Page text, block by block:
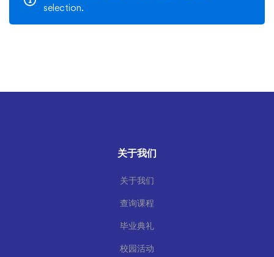
selection.
关于我们
关于我们
查询课程
毕业典礼
校园活动